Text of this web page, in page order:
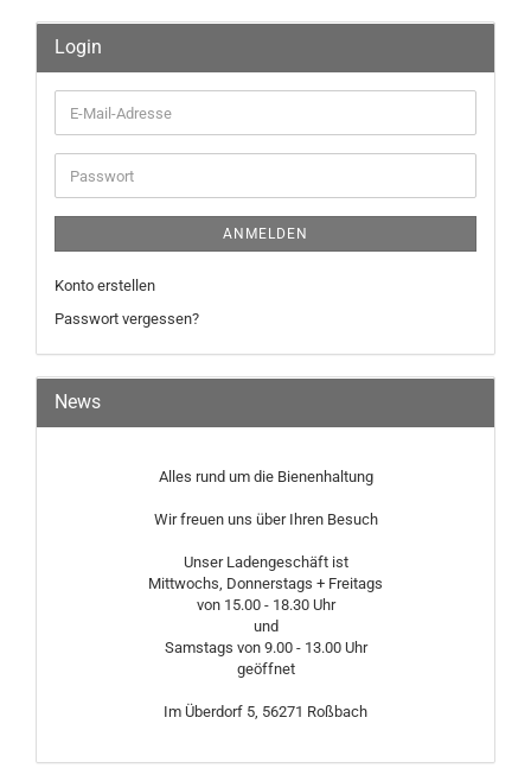
Login
E-
Mail-
Adresse
Passwort
ANMELDEN
Konto erstellen
Passwort vergessen?
News
Alles rund um die Bienenhaltung
Wir freuen uns über Ihren Besuch
Unser Ladengeschäft ist
Mittwochs, Donnerstags + Freitags
von 15.00 - 18.30 Uhr
und
Samstags von 9.00 - 13.00 Uhr
geöffnet
Im Überdorf 5, 56271 Roßbach